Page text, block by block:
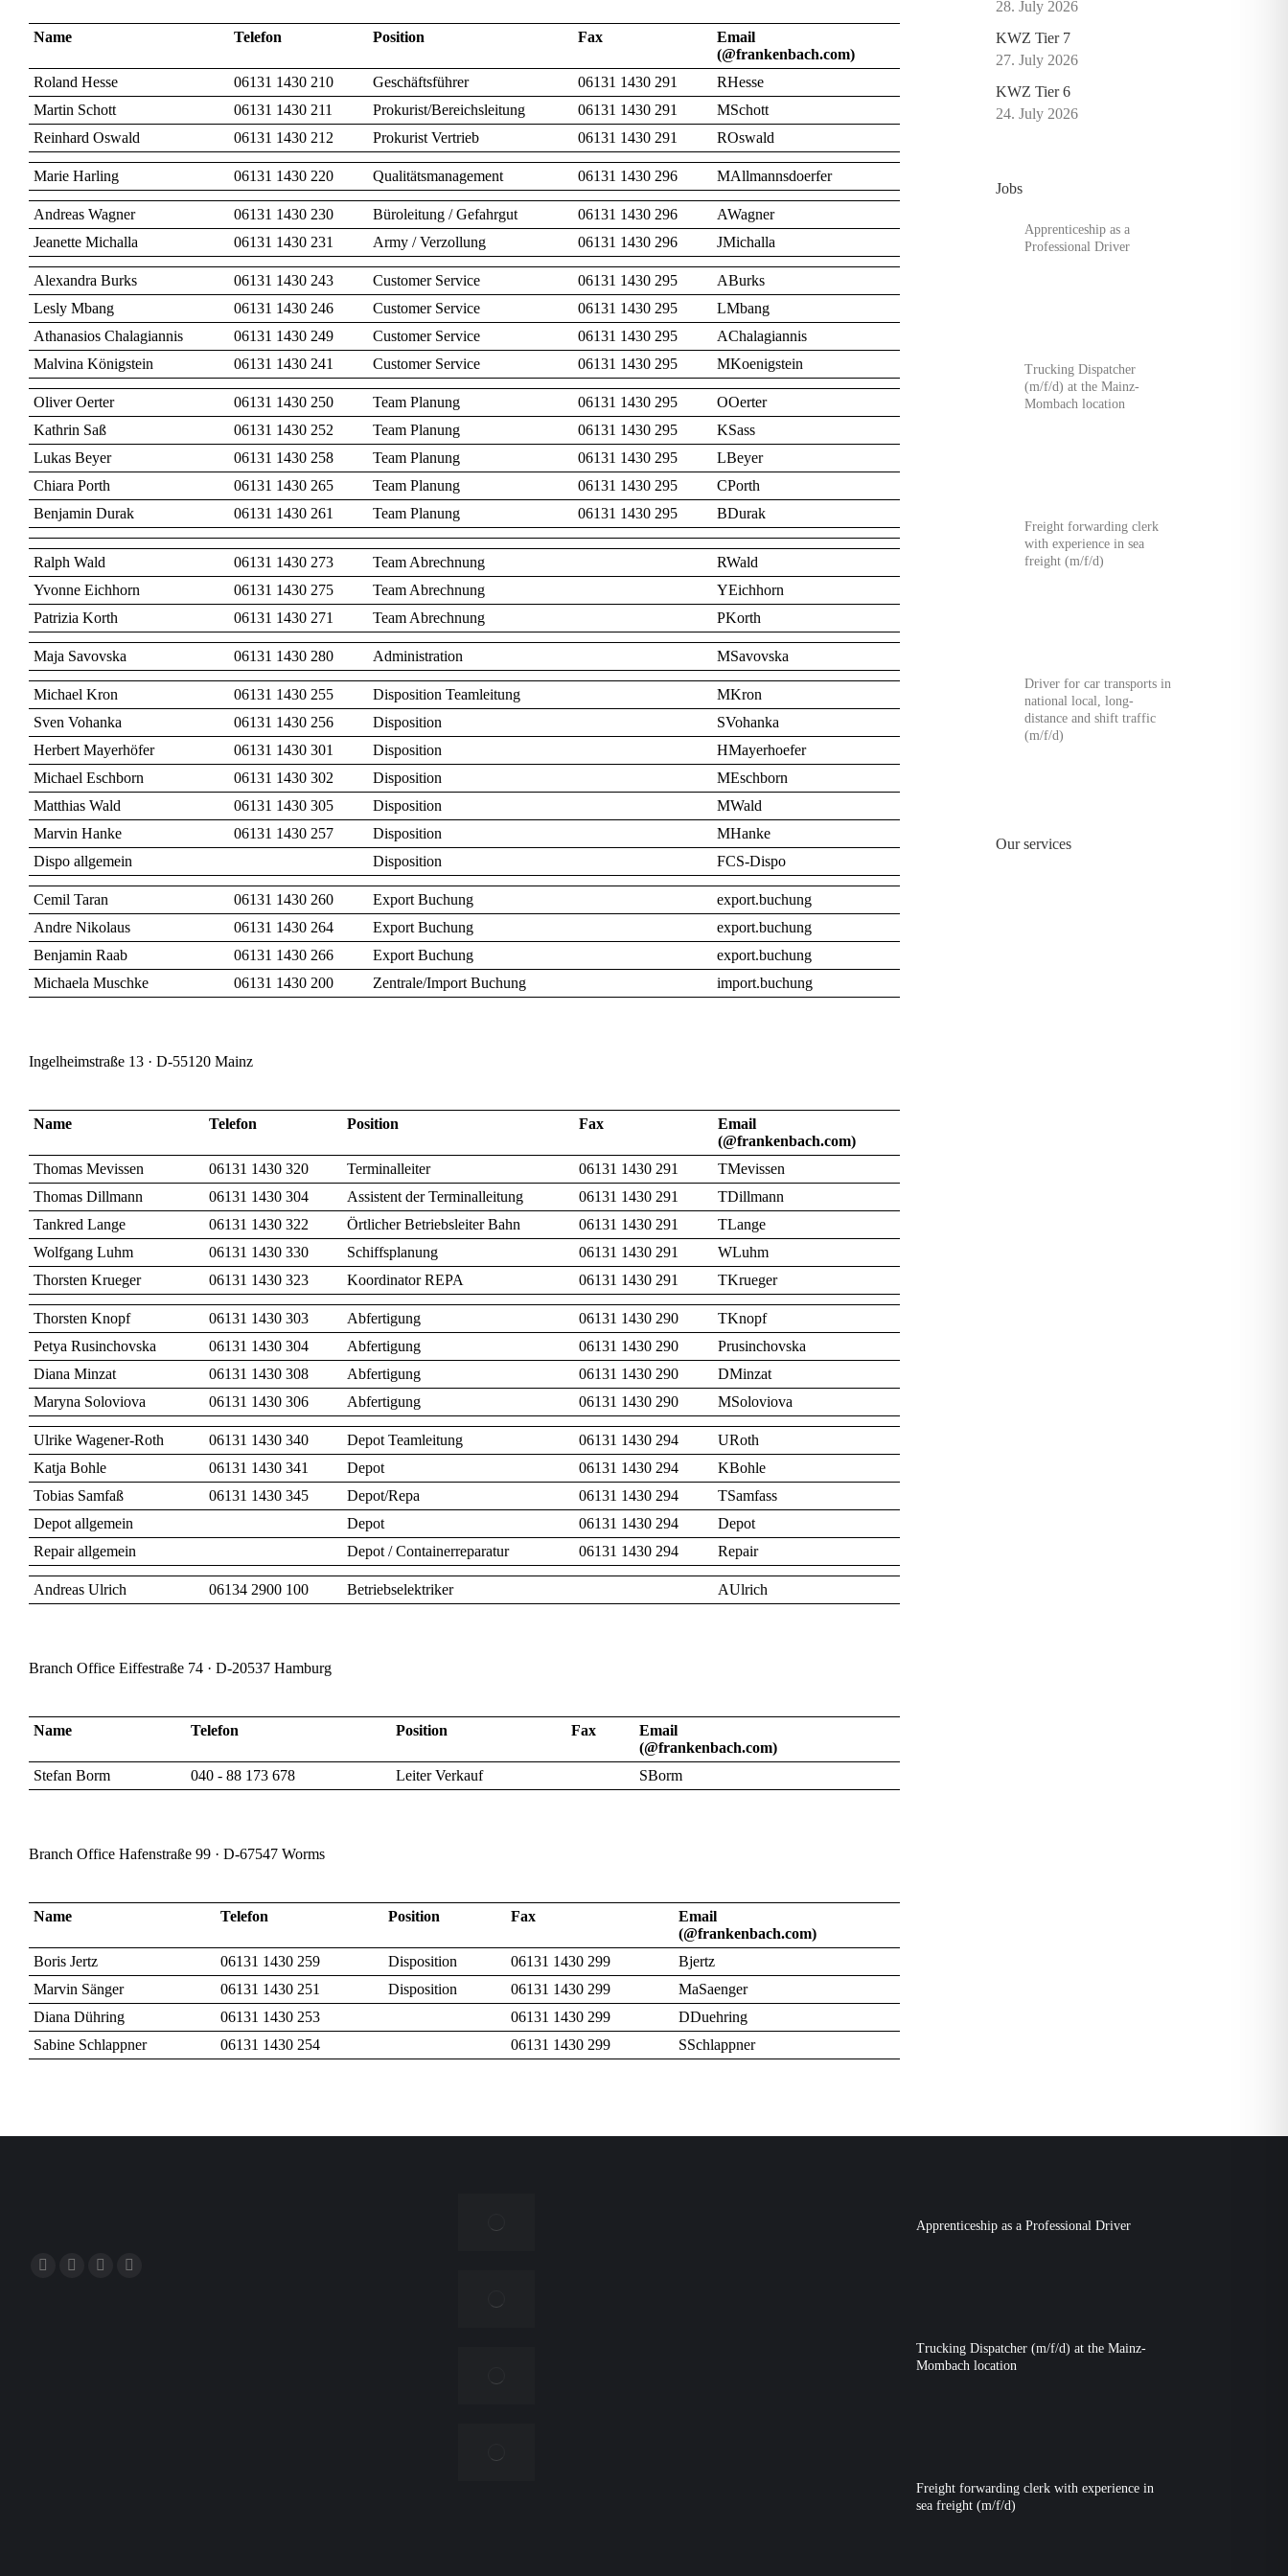
Name Telefon Position Fax
Email
(@frankenbach.com)
Roland Hesse
06131 1430 210 Geschäftsführer 06131 1430 291
RHesse
Martin Schott
06131 1430 211 Prokurist/Bereichsleitung 06131 1430 291
MSchott
Reinhard Oswald
06131 1430 212 Prokurist Vertrieb 06131 1430 291 ROswald
Marie Harling 06131 1430 220 Qualitätsmanagement 06131 1430 296 MAllmannsdoerfer
Andreas Wagner 06131 1430 230 Büroleitung / Gefahrgut 06131 1430 296
AWagner
Jeanette Michalla
06131 1430 231 Army / Verzollung 06131 1430 296 JMichalla
Alexandra Burks 06131 1430 243 Customer Service 06131 1430 295
ABurks
Lesly Mbang
06131 1430 246 Customer Service 06131 1430 295
LMbang
Athanasios Chalagiannis
06131 1430 249 Customer Service 06131 1430 295
AChalagiannis
Malvina Königstein
06131 1430 241 Customer Service 06131 1430 295 MKoenigstein
Oliver Oerter 06131 1430 250 Team Planung 06131 1430 295
OOerter
Kathrin Saß
06131 1430 252 Team Planung 06131 1430 295
KSass
Lukas Beyer
06131 1430 258 Team Planung 06131 1430 295
LBeyer
Chiara Porth
06131 1430 265 Team Planung 06131 1430 295
CPorth
Benjamin Durak
06131 1430 261 Team Planung 06131 1430 295 BDurak
Ralph Wald 06131 1430 273 Team Abrechnung
RWald
Yvonne Eichhorn
06131 1430 275 Team Abrechnung
YEichhorn
Patrizia Korth
06131 1430 271 Team Abrechnung PKorth
Maja Savovska 06131 1430 280 Administration MSavovska
Michael Kron 06131 1430 255 Disposition Teamleitung
MKron
Sven Vohanka
06131 1430 256 Disposition
SVohanka
Herbert Mayerhöfer
06131 1430 301 Disposition
HMayerhoefer
Michael Eschborn
06131 1430 302 Disposition
MEschborn
Matthias Wald
06131 1430 305 Disposition
MWald
Marvin Hanke
06131 1430 257 Disposition
MHanke
Dispo allgemein
Disposition FCS-Dispo
Cemil Taran 06131 1430 260 Export Buchung
export.buchung
Andre Nikolaus
06131 1430 264 Export Buchung
export.buchung
Benjamin Raab
06131 1430 266 Export Buchung
export.buchung
Michaela Muschke
06131 1430 200 Zentrale/Import Buchung import.buchung
Ingelheimstraße 13 · D-55120 Mainz
Name Telefon Position Fax
Email
(@frankenbach.com)
Thomas Mevissen
06131 1430 320 Terminalleiter 06131 1430 291
TMevissen
Thomas Dillmann
06131 1430 304 Assistent der Terminalleitung 06131 1430 291
TDillmann
Tankred Lange
06131 1430 322 Örtlicher Betriebsleiter Bahn 06131 1430 291
TLange
Wolfgang Luhm
06131 1430 330 Schiffsplanung 06131 1430 291
WLuhm
Thorsten Krueger
06131 1430 323 Koordinator REPA 06131 1430 291 TKrueger
Thorsten Knopf 06131 1430 303 Abfertigung 06131 1430 290
TKnopf
Petya Rusinchovska
06131 1430 304 Abfertigung 06131 1430 290
Prusinchovska
Diana Minzat
06131 1430 308 Abfertigung 06131 1430 290
DMinzat
Maryna Soloviova
06131 1430 306 Abfertigung 06131 1430 290 MSoloviova
Ulrike Wagener-Roth 06131 1430 340 Depot Teamleitung 06131 1430 294
URoth
Katja Bohle
06131 1430 341 Depot 06131 1430 294
KBohle
Tobias Samfaß
06131 1430 345 Depot/Repa 06131 1430 294
TSamfass
Depot allgemein
Depot 06131 1430 294
Depot
Repair allgemein
Depot / Containerreparatur 06131 1430 294 Repair
Andreas Ulrich 06134 2900 100 Betriebselektriker AUlrich
Branch Office Eiffestraße 74 · D-20537 Hamburg
Name Telefon Position Fax
Email
(@frankenbach.com)
Stefan Borm
040 - 88 173 678 Leiter Verkauf SBorm
Branch Office Hafenstraße 99 · D-67547 Worms
Name Telefon Position Fax
Email
(@frankenbach.com)
Boris Jertz
06131 1430 259 Disposition 06131 1430 299
Bjertz
Marvin Sänger
06131 1430 251 Disposition 06131 1430 299
MaSaenger
Diana Dühring
06131 1430 253 06131 1430 299
DDuehring
Sabine Schlappner
06131 1430 254 06131 1430 299 SSchlappner
28. July 2026
KWZ Tier 7
27. July 2026
KWZ Tier 6
24. July 2026
Jobs
Apprenticeship as a
Professional Driver
Trucking Dispatcher
(m/f/d) at the Mainz-
Mombach location
Freight forwarding clerk
with experience in sea
freight (m/f/d)
Driver for car transports in
national local, long-
distance and shift traffic
(m/f/d)
Our services
Apprenticeship as a Professional Driver
Trucking Dispatcher (m/f/d) at the Mainz-
Mombach location
Freight forwarding clerk with experience in
sea freight (m/f/d)